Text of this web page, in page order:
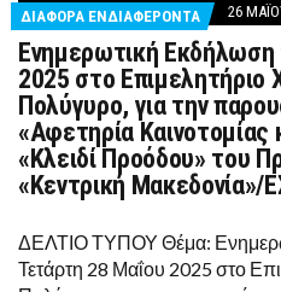
ΔΙΆΦΟΡΑ ΕΝΔΙΑΦΈΡΟΝΤΑ 26
Ενημερωτική
2025 στο Επιμελητήριο
Πολύγυρο, για την
«Αφετηρία
«Κλειδί Προόδου» του
«Κεντρική Μακεδονία»/
ΔΕΛΤΙΟ ΤΥΠΟΥ Θέμα:
Τετάρτη 28 Μαΐου 2025 στο